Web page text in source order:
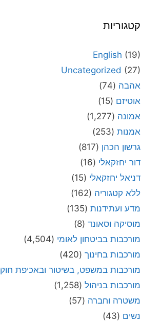
קטגוריות
English (19)
Uncategorized (27)
אהבה (74)
אוטיזם (15)
אמונה (1,277)
אמנות (253)
גרשון הכהן (817)
דור יחזקאלי (16)
דניאל יחזקאלי (15)
ללא קטגוריה (162)
מדע ועתידנות (135)
מוסיקה וסאונד (8)
מורכבות בביטחון לאומי (4,504)
מורכבות בחינוך (420)
מורכבות במשפט, בשיטור ובאכיפת חוק
מורכבות בניהול (1,258)
משטרה וחברה (57)
נשים (43)